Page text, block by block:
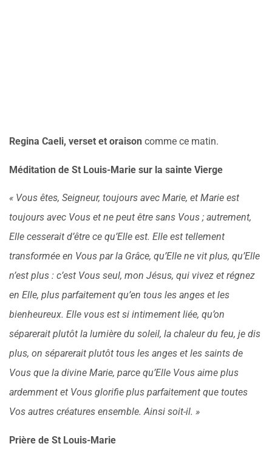
Regina Caeli, verset et oraison comme ce matin.
Méditation de St Louis-Marie sur la sainte Vierge
« Vous êtes, Seigneur, toujours avec Marie, et Marie est
toujours avec Vous et ne peut être sans Vous ; autrement,
Elle cesserait d’être ce qu’Elle est. Elle est tellement
transformée en Vous par la Grâce, qu’Elle ne vit plus, qu’Elle
n’est plus : c’est Vous seul, mon Jésus, qui vivez et régnez
en Elle, plus parfaitement qu’en tous les anges et les
bienheureux. Elle vous est si intimement liée, qu’on
séparerait plutôt la lumière du soleil, la chaleur du feu, je dis
plus, on séparerait plutôt tous les anges et les saints de
Vous que la divine Marie, parce qu’Elle Vous aime plus
ardemment et Vous glorifie plus parfaitement que toutes
Vos autres créatures ensemble. Ainsi soit-il. »
Prière de St Louis-Marie